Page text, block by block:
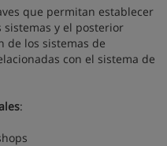
que permitan establecer
y el posterior
de los sistemas de
con el sistema de
: